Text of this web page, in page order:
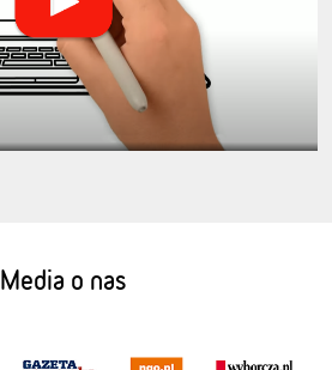
Media o nas